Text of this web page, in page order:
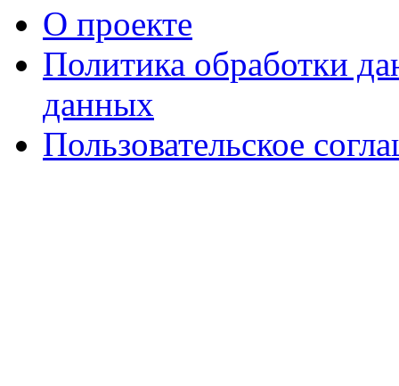
О проекте
Политика обработки
данных
Пользовательское